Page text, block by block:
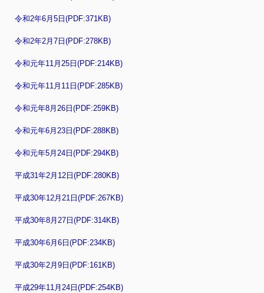
令和2年6月5日(PDF:371KB)
令和2年2月7日(PDF:278KB)
令和元年11月25日(PDF:214KB)
令和元年11月11日(PDF:285KB)
令和元年8月26日(PDF:259KB)
令和元年6月23日(PDF:288KB)
令和元年5月24日(PDF:294KB)
平成31年2月12日(PDF:280KB)
平成30年12月21日(PDF:267KB)
平成30年8月27日(PDF:314KB)
平成30年6月6日(PDF:234KB)
平成30年2月9日(PDF:161KB)
平成29年11月24日(PDF:254KB)